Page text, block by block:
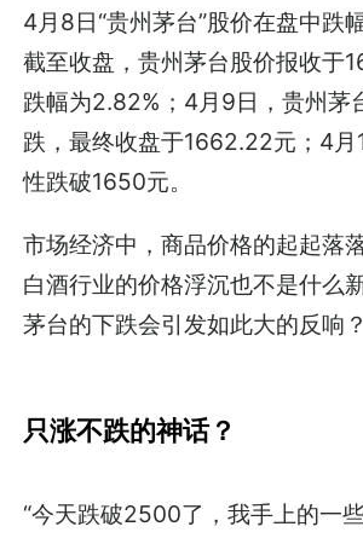
4月8日“贵州茅台”股价在盘中跌
截至收盘，贵州茅台股价报收于
跌幅为2.82%；4月9日，贵州茅
跌，最终收盘于1662.22元；4月
性跌破1650元。
市场经济中，商品价格的起起落
白酒行业的价格浮沉也不是什么
茅台的下跌会引发如此大的反响？
只涨不跌的神话？
“今天跌破2500了，我手上的一